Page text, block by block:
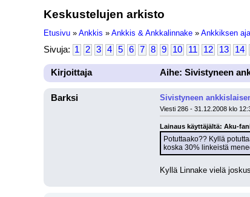
Keskustelujen arkisto
Etusivu » Ankkis » Ankkis & Ankkalinnake » Ankkiksen
Sivuja: 1 2 3 4 5 6 7 8 9 10 11 12 13 14
Kirjoittaja Aihe: Sivistyneen
Barksi Sivistyneen
Viesti 286 - 31.12.2008 klo
Lainaus käyttäjältä: Aku-
Potuttaako?? Kyllä
koska 30% linkeistä
Kyllä Linnake vielä